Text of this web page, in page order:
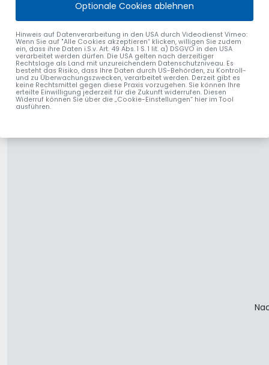
Optionale Cookies ablehnen
Hinweis auf Datenverarbeitung in den USA durch Videodienst Vimeo:
Wenn Sie auf "Alle Cookies akzeptieren“ klicken, willigen Sie zudem
ein, dass ihre Daten i.S.v. Art. 49 Abs. 1 S. 1 lit. a) DSGVO in den USA
verarbeitet werden dürfen. Die USA gelten nach derzeitiger
Rechtslage als Land mit unzureichendem Datenschutzniveau. Es
besteht das Risiko, dass Ihre Daten durch US-Behörden, zu Kontroll-
und zu Überwachungszwecken, verarbeitet werden. Derzeit gibt es
keine Rechtsmittel gegen diese Praxis vorzugehen. Sie können Ihre
erteilte Einwilligung jederzeit für die Zukunft widerrufen. Diesen
Widerruf können Sie über die „Cookie-Einstellungen“ hier im Tool
ausführen.